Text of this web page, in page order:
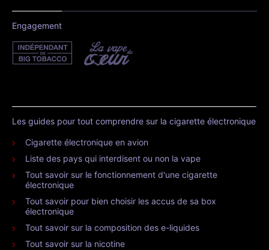
Engagement
Les guides pour tout comprendre sur la cigarette électronique
Cigarette électronique en avion
Liste des pays qui interdisent ou non la vape
Tout savoir sur le fonctionnement d'une cigarette
électronique
Tout savoir pour bien choisir les accus de sa box
électronique
Tout savoir sur la composition des e-liquides
Tout savoir sur la nicotine